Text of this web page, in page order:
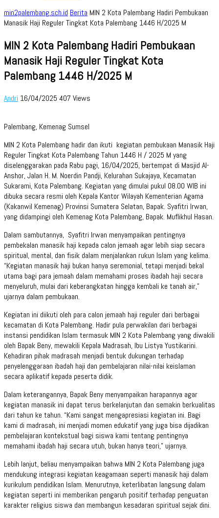
min2palembang.sch.id Berita MIN 2 Kota Palembang Hadiri Pembukaan
Manasik Haji Reguler Tingkat Kota Palembang 1446 H/2025 M
MIN 2 Kota Palembang Hadiri Pembukaan
Manasik Haji Reguler Tingkat Kota
Palembang 1446 H/2025 M
Andri 16/04/2025 407 Views
Palembang, Kemenag Sumsel
MIN 2 Kota Palembang hadir dan ikuti kegiatan pembukaan Manasik Haji
Reguler Tingkat Kota Palembang Tahun 1446 H / 2025 M yang
diselenggarakan pada Rabu pagi, 16/04/2025, bertempat di Masjid Al-
Anshor, Jalan H. M. Noerdin Pandji, Kelurahan Sukajaya, Kecamatan
Sukarami, Kota Palembang. Kegiatan yang dimulai pukul 08.00 WIB ini
dibuka secara resmi oleh Kepala Kantor Wilayah Kementerian Agama
(Kakanwil Kemenag) Provinsi Sumatera Selatan, Bapak. Syafitri Irwan,
yang didampingi oleh Kemenag Kota Palembang, Bapak. Muflikhul Hasan.
Dalam sambutannya, Syafitri Irwan menyampaikan pentingnya
pembekalan manasik haji kepada calon jemaah agar lebih siap secara
spiritual, mental, dan fisik dalam menjalankan rukun Islam yang kelima.
“Kegiatan manasik haji bukan hanya seremonial, tetapi menjadi bekal
utama bagi para jemaah dalam memahami proses ibadah haji secara
menyeluruh, mulai dari keberangkatan hingga kembali ke tanah air,”
ujarnya dalam pembukaan.
Kegiatan ini diikuti oleh para calon jemaah haji reguler dari berbagai
kecamatan di Kota Palembang. Hadir pula perwakilan dari berbagai
instansi pendidikan Islam termasuk MIN 2 Kota Palembang yang diwakili
oleh Bapak Beny, mewakili Kepala Madrasah, Ibu Listya Yustikarini.
Kehadiran pihak madrasah menjadi bentuk dukungan terhadap
penyelenggaraan ibadah haji dan pembelajaran nilai-nilai keislaman
secara aplikatif kepada peserta didik.
Dalam keterangannya, Bapak Beny menyampaikan harapannya agar
kegiatan manasik ini dapat terus berkelanjutan dan semakin berkualitas
dari tahun ke tahun. “Kami sangat mengapresiasi kegiatan ini. Bagi
kami di madrasah, ini menjadi momen edukatif yang juga bisa dijadikan
pembelajaran kontekstual bagi siswa kami tentang pentingnya
memahami ibadah haji secara utuh, bukan hanya teori,” ujarnya.
Lebih lanjut, beliau menyampaikan bahwa MIN 2 Kota Palembang juga
mendukung integrasi kegiatan keagamaan seperti manasik haji dalam
kurikulum pendidikan Islam. Menurutnya, keterlibatan langsung dalam
kegiatan seperti ini memberikan pengaruh positif terhadap penguatan
karakter religius siswa dan membangun kesadaran spiritual sejak dini.